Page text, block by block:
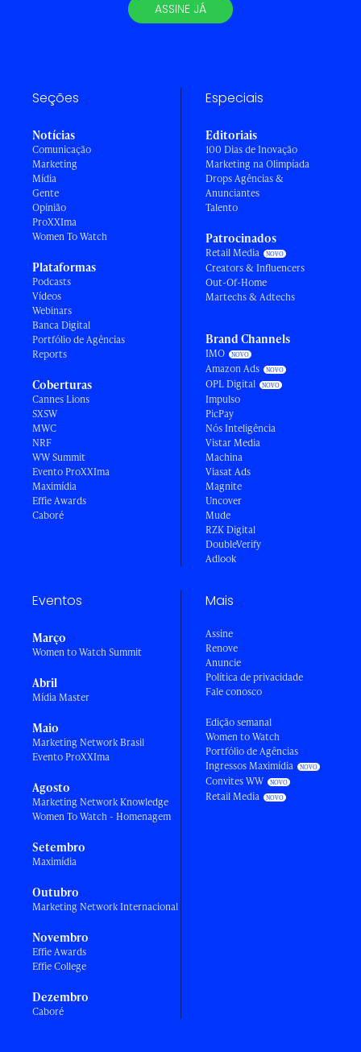
ASSINE JÁ
Seções
Notícias
Comunicação
Marketing
Mídia
Gente
Opinião
ProXXIma
Women To Watch
Plataformas
Podcasts
Vídeos
Webinars
Banca Digital
Portfólio de Agências
Reports
Coberturas
Cannes Lions
SXSW
MWC
NRF
WW Summit
Evento ProXXIma
Maximídia
Effie Awards
Caboré
Especiais
Editoriais
100 Dias de Inovação
Marketing na Olimpíada
Drops Agências &
Anunciantes
Talento
Patrocinados
Retail Media
Creators & Influencers
Out-Of-Home
Martechs & Adtechs
Brand Channels
IMO
Amazon Ads
OPL Digital
Impulso
PicPay
Nós Inteligência
Vistar Media
Machina
Viasat Ads
Magnite
Uncover
Mude
RZK Digital
DoubleVerify
Adlook
Eventos
Março
Women to Watch Summit
Abril
Mídia Master
Maio
Marketing Network Brasil
Evento ProXXIma
Agosto
Marketing Network Knowledge
Women To Watch - Homenagem
Setembro
Maximídia
Outubro
Marketing Network Internacional
Novembro
Effie Awards
Effie College
Dezembro
Caboré
Mais
Assine
Renove
Anuncie
Política de privacidade
Fale conosco
Edição semanal
Women to Watch
Portfólio de Agências
Ingressos Maximídia
Convites WW
Retail Media